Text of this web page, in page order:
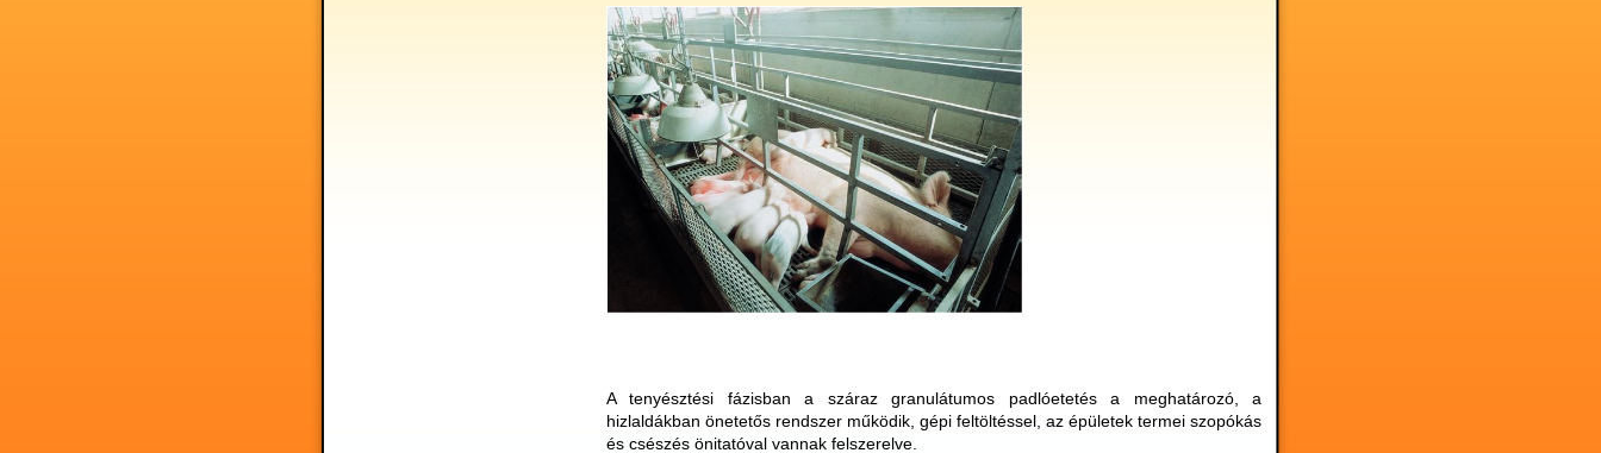
A tenyésztési fázisban a száraz granulátumos padlóetetés a meghatározó, a
hizlaldákban önetetős rendszer működik, gépi feltöltéssel, az épületek termei szopókás
és csészés önitatóval vannak felszerelve.